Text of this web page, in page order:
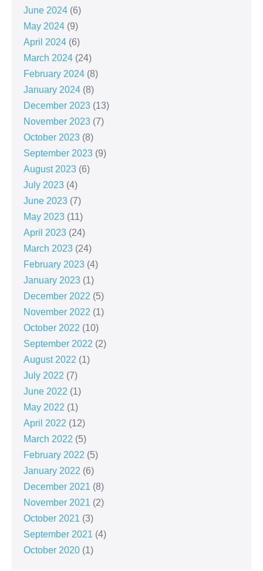
June 2024 (6)
May 2024 (9)
April 2024 (6)
March 2024 (24)
February 2024 (8)
January 2024 (8)
December 2023 (13)
November 2023 (7)
October 2023 (8)
September 2023 (9)
August 2023 (6)
July 2023 (4)
June 2023 (7)
May 2023 (11)
April 2023 (24)
March 2023 (24)
February 2023 (4)
January 2023 (1)
December 2022 (5)
November 2022 (1)
October 2022 (10)
September 2022 (2)
August 2022 (1)
July 2022 (7)
June 2022 (1)
May 2022 (1)
April 2022 (12)
March 2022 (5)
February 2022 (5)
January 2022 (6)
December 2021 (8)
November 2021 (2)
October 2021 (3)
September 2021 (4)
October 2020 (1)